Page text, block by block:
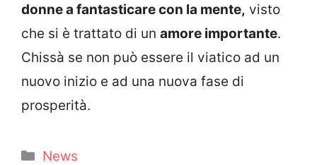
donne a fantasticare con la mente, visto
che si è trattato di un amore importante.
Chissà se non può essere il viatico ad un
nuovo inizio e ad una nuova fase di
prosperità.
Categorie
News